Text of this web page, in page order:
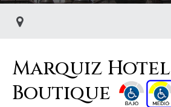
Marquiz Hotel
Boutique